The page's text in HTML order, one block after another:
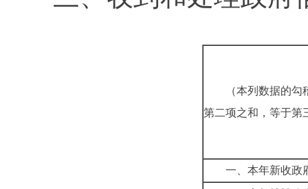
（本列数据的
第二项之和，等于第
一、本年新收政